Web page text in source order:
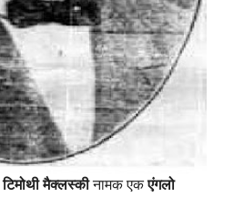
टिमोथी मैक्लस्कीनामक एकएंगलो